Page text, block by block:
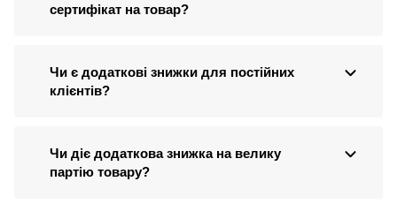
сертифікат на товар?
Чи є додаткові знижки для постійних
клієнтів?
Чи діє додаткова знижка на велику
партію товару?